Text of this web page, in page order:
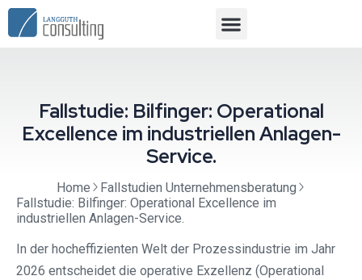
Fallstudie: Bilfinger: Operational
Excellence im industriellen Anlagen-
Service.
Home
Fallstudien Unternehmensberatung
Fallstudie: Bilfinger: Operational Excellence im
industriellen Anlagen-Service.
In der hocheffizienten Welt der Prozessindustrie im Jahr
2026 entscheidet die operative Exzellenz (Operational